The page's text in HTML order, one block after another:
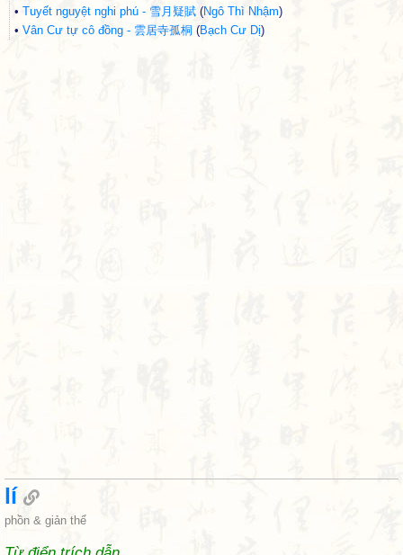
• Tuyết nguyệt nghi phú - 雪月疑賦 (Ngô Thì Nhậm)
• Vân Cư tự cô đồng - 雲居寺孤桐 (Bạch Cư Dị)
lí
phồn & giản thể